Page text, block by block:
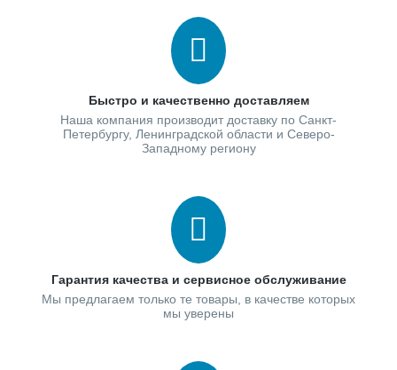
Быстро и качественно доставляем
Наша компания производит доставку по Санкт-
Петербургу, Ленинградской области и Северо-
Западному региону
Гарантия качества и сервисное обслуживание
Мы предлагаем только те товары, в качестве которых
мы уверены